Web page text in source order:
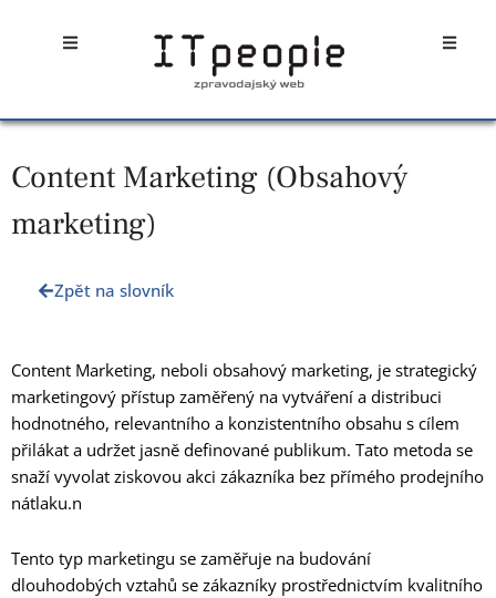
Open Open
Content Marketing (Obsahový
marketing)
Zpět na slovník
Content Marketing, neboli obsahový marketing, je strategický
marketingový přístup zaměřený na vytváření a distribuci
hodnotného, relevantního a konzistentního obsahu s cílem
přilákat a udržet jasně definované publikum. Tato metoda se
snaží vyvolat ziskovou akci zákazníka bez přímého prodejního
nátlaku.n
Tento typ marketingu se zaměřuje na budování
dlouhodobých vztahů se zákazníky prostřednictvím kvalitního